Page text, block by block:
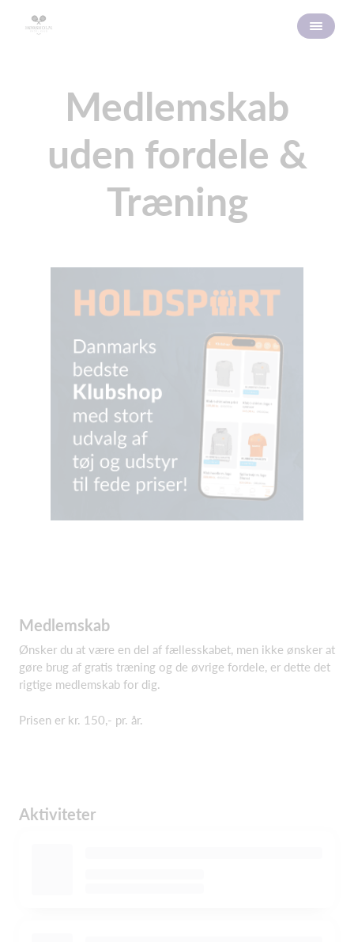
Medlemskab
uden fordele &
Træning
Medlemskab
Ønsker du at være en del af fællesskabet, men ikke ønsker at
gøre brug af gratis træning og de øvrige fordele, er dette det
rigtige medlemskab for dig.
Prisen er kr. 150,- pr. år.
Aktiviteter